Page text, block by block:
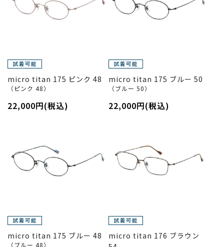
micro titan 175 ピンク 48
（ピンク 48）
22,000円(税込)
micro titan 175 ブルー 50
（ブルー 50）
22,000円(税込)
micro titan 175 ブルー 48
（ブルー 48）
micro titan 176 ブラウン